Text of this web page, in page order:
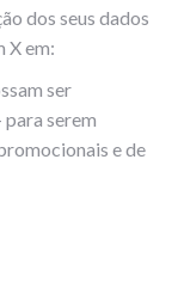
dos seus dados
X em:
ser
serem
e de